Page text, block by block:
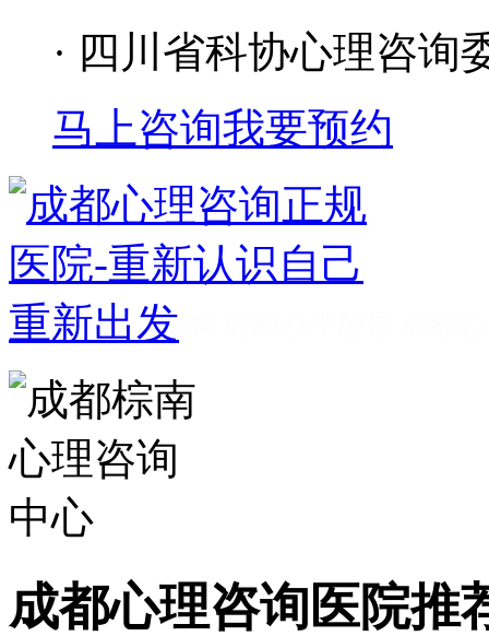
· 四川省科协心理咨询
马上咨询我要预约
成都看心理疾病
家好 成都心理咨询推荐
费
成都心理医院哪里好
成都心理咨询医院推